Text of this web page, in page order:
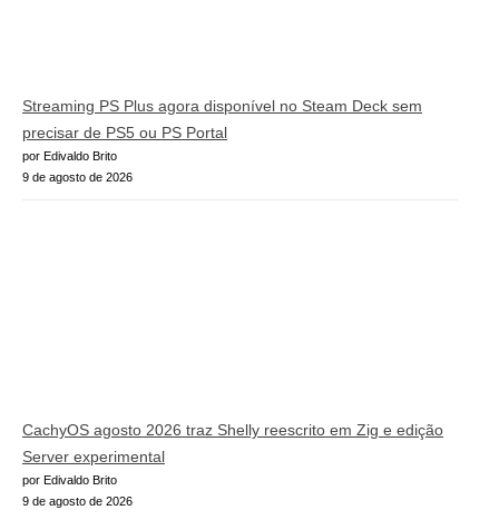
Streaming PS Plus agora disponível no Steam Deck sem
precisar de PS5 ou PS Portal
por Edivaldo Brito
9 de agosto de 2026
CachyOS agosto 2026 traz Shelly reescrito em Zig e edição
Server experimental
por Edivaldo Brito
9 de agosto de 2026